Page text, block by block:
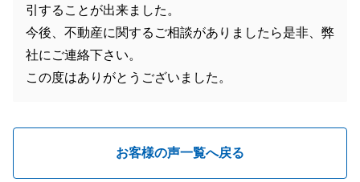
引することが出来ました。
今後、不動産に関するご相談がありましたら是非、弊
社にご連絡下さい。
この度はありがとうございました。
お客様の声一覧へ戻る